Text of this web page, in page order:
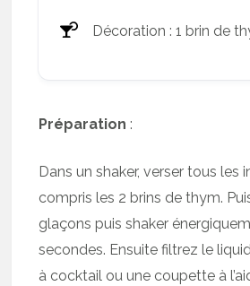
Décoration : 1 brin de
Préparation :
Dans un shaker, verser tous les
compris les 2 brins de thym.
glaçons puis shaker
secondes. Ensuite filtrez le
à cocktail ou une coupette à